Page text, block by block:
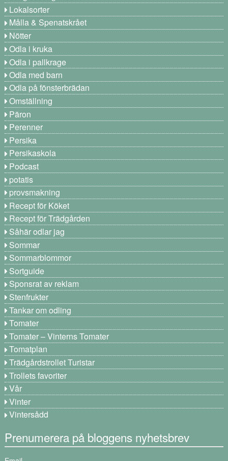
Lokalsorter
Målla & Spenatskrået
Nötter
Odla i kruka
Odla i pallkrage
Odla med barn
Odla på fönsterbrädan
Omställning
Päron
Perenner
Persika
Persikaskola
Podcast
potatis
provsmakning
Recept för Köket
Recept för Trädgården
Såhär odlar jag
Sommar
Sommarblommor
Sortguide
Sponsrat av reklam
Stenfrukter
Tankar om odling
Tomater
Tomater – Vinterns Tomater
Tomatplan
Trädgårdstrollet Turistar
Trollets favoriter
Vår
Vinter
Vintersådd
Prenumerera på bloggens nyhetsbrev